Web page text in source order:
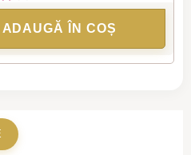
ADAUGĂ ÎN COȘ